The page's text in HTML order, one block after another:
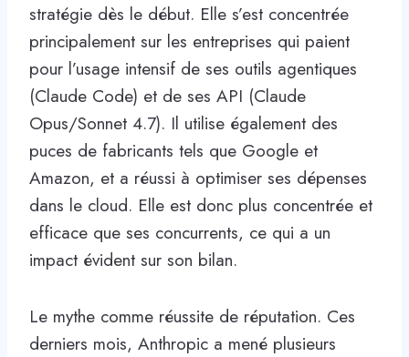
stratégie dès le début. Elle s’est concentrée
principalement sur les entreprises qui paient
pour l’usage intensif de ses outils agentiques
(Claude Code) et de ses API (Claude
Opus/Sonnet 4.7). Il utilise également des
puces de fabricants tels que Google et
Amazon, et a réussi à optimiser ses dépenses
dans le cloud. Elle est donc plus concentrée et
efficace que ses concurrents, ce qui a un
impact évident sur son bilan.
Le mythe comme réussite de réputation. Ces
derniers mois, Anthropic a mené plusieurs